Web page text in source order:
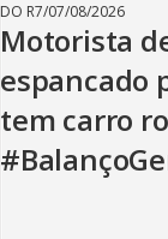
DO R7/07/08/2026
Motorista
espancado
tem carro